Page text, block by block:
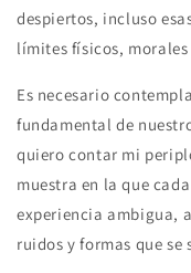
despiertos, incluso
límites físicos,
Es necesario
fundamental de
quiero contar mi
muestra en la que
experiencia ambigua,
ruidos y formas que se